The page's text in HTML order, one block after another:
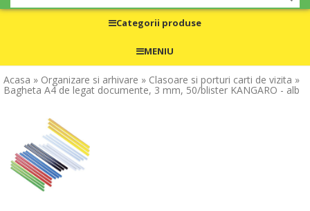
Categorii produse
MENIU
Acasa » Organizare si arhivare » Clasoare si porturi carti de vizita »
Bagheta A4 de legat documente, 3 mm, 50/blister KANGARO - alb